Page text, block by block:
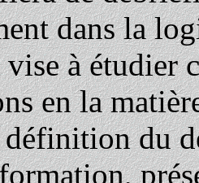
dans la
à étudier
en la
du